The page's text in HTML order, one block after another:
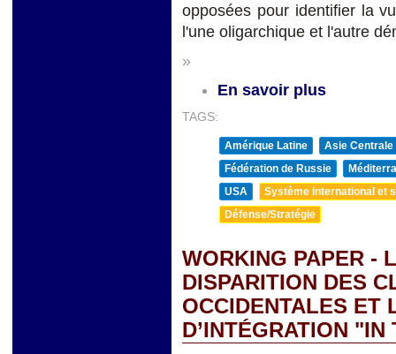
opposées pour identifier la
l'une oligarchique et l'autre
»
En savoir plus
TAGS:
Amérique Latine
Asie Centrale
Fédération de Russie
USA
Système international et
Défense/Stratégie
WORKING PAPER -
DISPARITION DES
OCCIDENTALES ET
D’INTÉGRATION